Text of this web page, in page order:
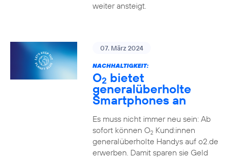
weiter ansteigt.
07. März 2024
NACHHALTIGKEIT:
O2 bietet
generalüberholte
Smartphones an
Es muss nicht immer neu sein: Ab
sofort können O2Kund:innen
generalüberholte Handys auf o2.de
erwerben. Damit sparen sie Geld